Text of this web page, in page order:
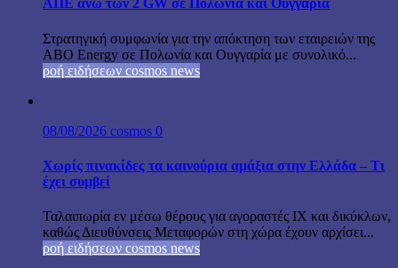
ΑΠΕ άνω των 2 GW σε Πολωνία και Ουγγαρία
Στρατηγική συμφωνία για την απόκτηση των εταιρειών της
ABO Energy σε Πολωνία και Ουγγαρία με συνολικό...
ροή ειδήσεων cosmos news
08/08/2026 cosmos 0
Χωρίς πινακίδες τα καινούρια αμάξια στην Ελλάδα – Τι
έχει συμβεί
Ταλαιπωρία εν μέσω θέρους για αγοραστές ΙΧ και δικύκλων,
καθώς Διευθύνσεις Μεταφορών στη χώρα έχουν αρχίσει...
ροή ειδήσεων cosmos news